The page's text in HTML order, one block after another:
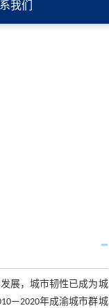
我们
展，城市韧性已成为城
年成渝城市群城